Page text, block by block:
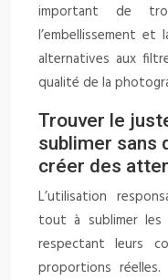
important de
l’embellissement
alternatives aux
qualité de la
Trouver le
sublimer sans
créer des
L’utilisation
tout à sublimer les
respectant leurs
proportions